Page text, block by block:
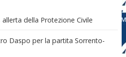
della Protezione Civile
Daspo per la partita Sorrento-